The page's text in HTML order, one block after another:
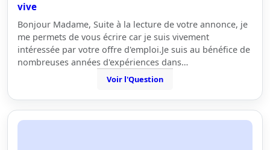
vive
Bonjour Madame, Suite à la lecture de votre annonce, je
me permets de vous écrire car je suis vivement
intéressée par votre offre d'emploi.Je suis au bénéfice de
nombreuses années d'expériences dans…
Voir l'Question